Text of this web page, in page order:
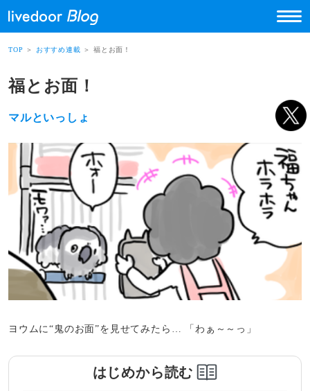
TOP ＞ おすすめ連載 ＞ 福とお面！
福とお面！
マルといっしょ
ヨウムに“鬼のお面”を見せてみたら… 「わぁ～～っ」
はじめから読む